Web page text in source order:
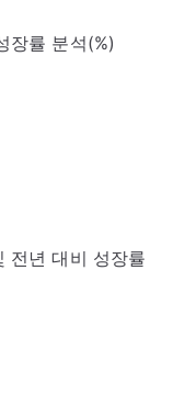
장률 분석(%)
전년 대비 성장률